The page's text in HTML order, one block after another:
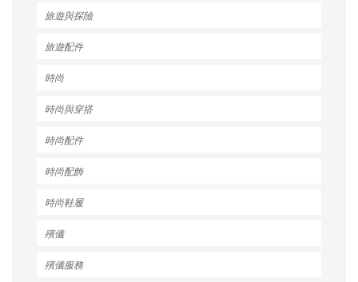
旅遊與探險
旅遊配件
時尚
時尚與穿搭
時尚配件
時尚配飾
時尚鞋履
殯儀
殯儀服務